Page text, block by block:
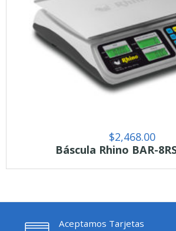
$2,468.00
Báscula Rhino BAR-
Aceptamos Tarjetas